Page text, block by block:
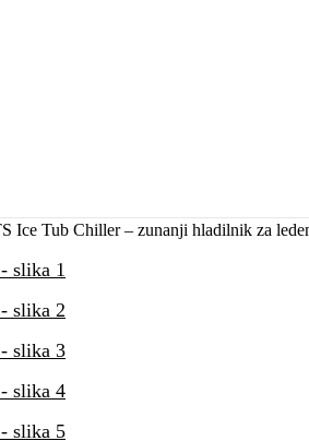
Ice Tub Chiller – zunanji hladilnik za